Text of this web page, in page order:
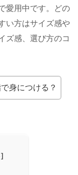
愛用中です。どの
い方はサイズ感や
ズ感、選び方のコ
身につける？